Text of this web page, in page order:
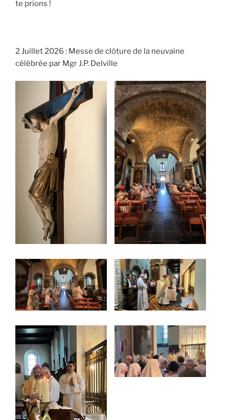
te prions !
2 Juillet 2026 : Messe de clôture de la neuvaine
célébrée par Mgr J.P. Delville